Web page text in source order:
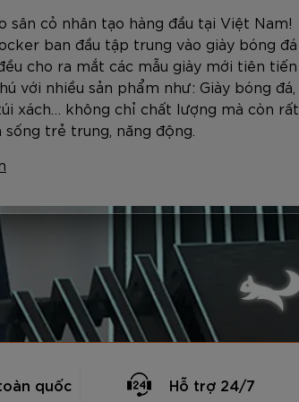
cỏ nhân tạo hàng đầu tại Việt Nam!
ban đầu tập trung vào giày bóng đá
cho ra mắt các mẫu giày mới tiên tiến
với nhiều sản phẩm như: Giày bóng đá,
xách… không chỉ chất lượng mà còn rất
trẻ trung, năng động.
quốc Hỗ trợ 24/7